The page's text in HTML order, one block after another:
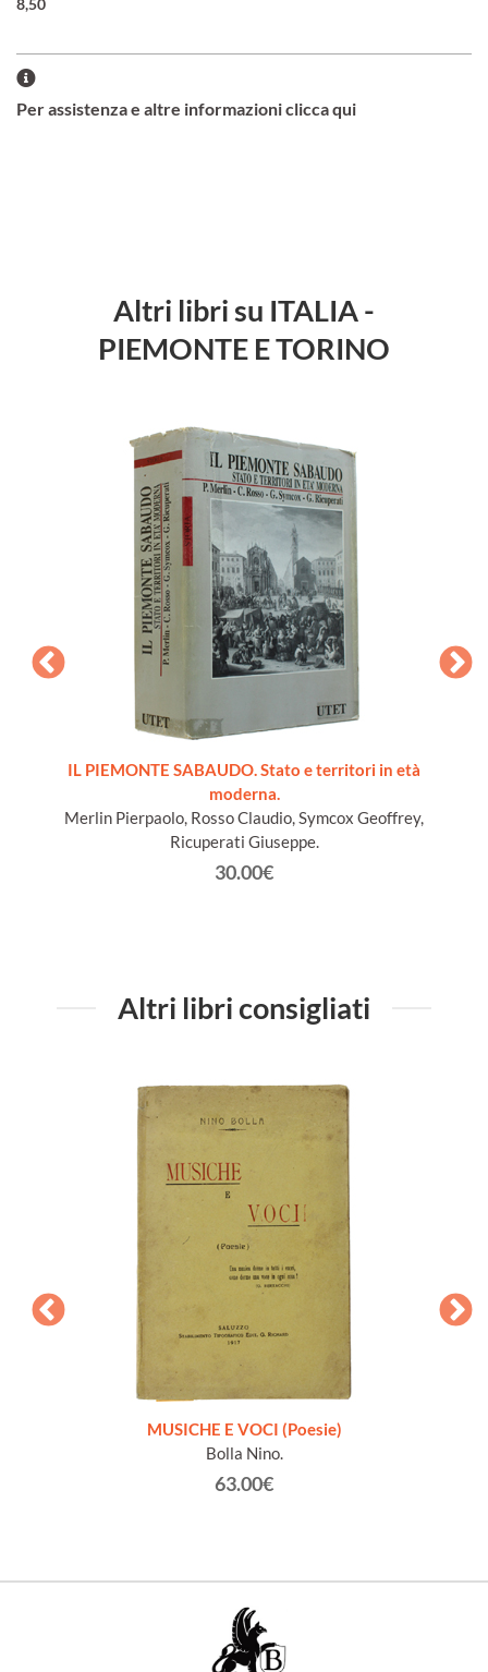
8,50
Per assistenza e altre informazioni clicca qui
Altri libri su ITALIA -
PIEMONTE E TORINO
IL PIEMONTE SABAUDO. Stato e territori in età
moderna.
Merlin Pierpaolo, Rosso Claudio, Symcox Geoffrey,
Ricuperati Giuseppe.
30.00€
Altri libri consigliati
MUSICHE E VOCI (Poesie)
Bolla Nino.
63.00€